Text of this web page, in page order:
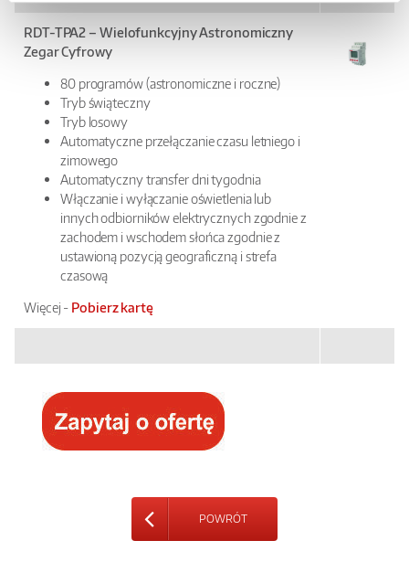
RDT-TPA2 – Wielofunkcyjny Astronomiczny
Zegar Cyfrowy
80 programów (astronomiczne i roczne)
Tryb świąteczny
Tryb losowy
Automatyczne przełączanie czasu letniego i
zimowego
Automatyczny transfer dni tygodnia
Włączanie i wyłączanie oświetlenia lub
innych odbiorników elektrycznych zgodnie z
zachodem i wschodem słońca zgodnie z
ustawioną pozycją geograficzną i strefa
czasową
Więcej - Pobierz kartę
POWRÓT